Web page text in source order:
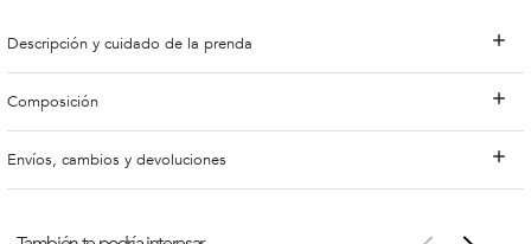
Descripción y cuidado de la prenda
Composición
Envíos, cambios y devoluciones